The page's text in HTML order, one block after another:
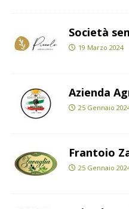
Società
19 Marzo 2024
Azienda
25 Gennaio
Frantoio
25 Gennaio